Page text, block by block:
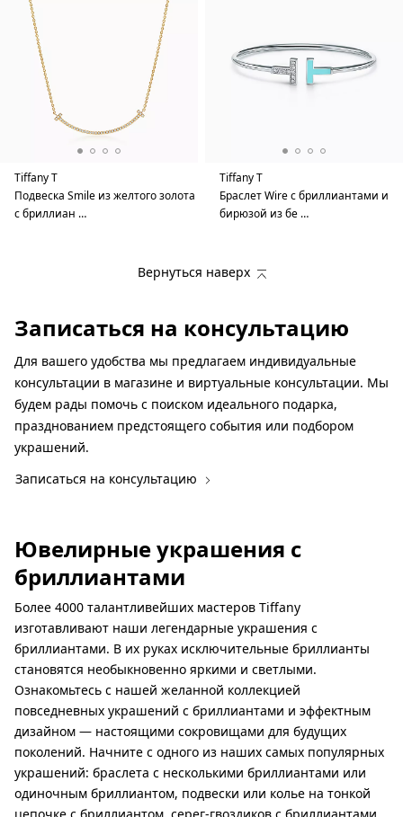
Tiffany T
Подвеска Smile из желтого золота
с бриллиан …
Tiffany T
Браслет Wire с бриллиантами и
бирюзой из бе …
Вернуться наверх
Записаться на консультацию
Для вашего удобства мы предлагаем индивидуальные
консультации в магазине и виртуальные консультации. Мы
будем рады помочь с поиском идеального подарка,
празднованием предстоящего события или подбором
украшений.
Записаться на консультацию
Ювелирные украшения с
бриллиантами
Более 4000 талантливейших мастеров Tiffany
изготавливают наши легендарные украшения с
бриллиантами. В их руках исключительные бриллианты
становятся необыкновенно яркими и светлыми.
Ознакомьтесь с нашей желанной коллекцией
повседневных украшений с бриллиантами и эффектным
дизайном — настоящими сокровищами для будущих
поколений. Начните с одного из наших самых популярных
украшений: браслета с несколькими бриллиантами или
одиночным бриллиантом, подвески или колье на тонкой